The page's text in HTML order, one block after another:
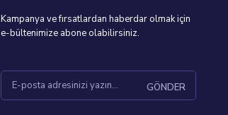
Kampanya ve fırsatlardan haberdar olmak için
e-bültenimize abone olabilirsiniz.
GÖNDER